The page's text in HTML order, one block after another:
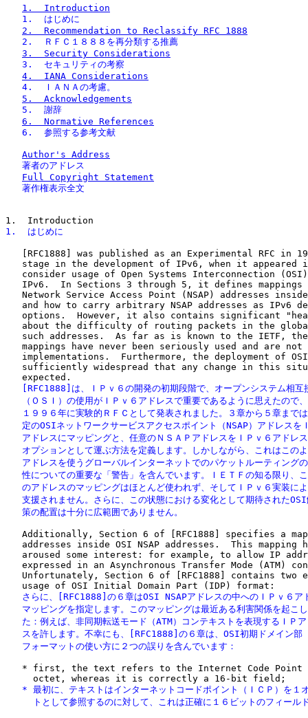
1.  Introduction
   1.  はじめに
2.  Recommendation to Reclassify RFC 1888
   2.  ＲＦＣ１８８８を再分類する推薦
3.  Security Considerations
   3.  セキュリティの考察
4.  IANA Considerations
   4.  ＩＡＮＡの考慮。
5.  Acknowledgements
   5.  謝辞
6.  Normative References
Author's Address
   著者のアドレス
Full Copyright Statement
   著作権表示全文
1.  はじめに
[RFC1888] was published as an Experimental RFC in
stage in the development of IPv6, when it appeared
consider usage of Open Systems Interconnection
IPv6.  In Sections 3 through 5, it defines mappings
Network Service Access Point (NSAP) addresses
and how to carry arbitrary NSAP addresses as IPv6
options.  However, it also contains significant
about the difficulty of routing packets in the
such addresses.  As far as is known to the IETF,
mappings have never been seriously used and are not
implementations.  Furthermore, the deployment of
sufficiently widespread that any change in this
[RFC1888]は、ＩＰｖ６の開発の初期段階で、オープンシステム相互
   （ＯＳＩ）の使用がＩＰｖ６アドレスで重要であるように思えたので、
１９９６年に実験的ＲＦＣとして発表されました。３章から５章まで
定のOSIネットワークサービスアクセスポイント（NSAP）アドレスを
アドレスにマッピングと、任意のＮＳＡＰアドレスをＩＰｖ６アドレ
オプションとして運ぶ方法を定義します。しかしながら、これはこの
アドレスを使うグローバルインターネットでのパケットルーティング
性についての重要な「警告」を含んでいます。ＩＥＴＦの知る限り、
のアドレスのマッピングはほとんど使われず、そしてＩＰｖ６実装に
支援されません。さらに、この状態における変化として期待された
   策の配置は十分に広範囲でありません。
Additionally, Section 6 of [RFC1888] specifies a
addresses inside OSI NSAP addresses.  This mapping
aroused some interest: for example, to allow IP
expressed in an Asynchronous Transfer Mode (ATM)
Unfortunately, Section 6 of [RFC1888] contains two
さらに、[RFC1888]の６章はOSI NSAPアドレスの中へのＩＰｖ６ア
マッピングを指定します。このマッピングは最近ある利害関係を起こ
た：例えば、非同期転送モード（ATM）コンテキストを表現するＩＰ
スを許します。不幸にも、[RFC1888]の６章は、OSI初期ドメイン部
   フォーマットの使い方に２つの誤りを含んでいます：
* first, the text refers to the Internet Code Point
* 最初に、テキストはインターネットコードポイント（ＩＣＰ）を１
トとして参照するのに対して、これは正確に１６ビットのフィール